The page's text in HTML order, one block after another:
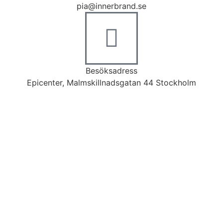
pia@innerbrand.se
Besöksadress
Epicenter, Malmskillnadsgatan 44 Stockholm